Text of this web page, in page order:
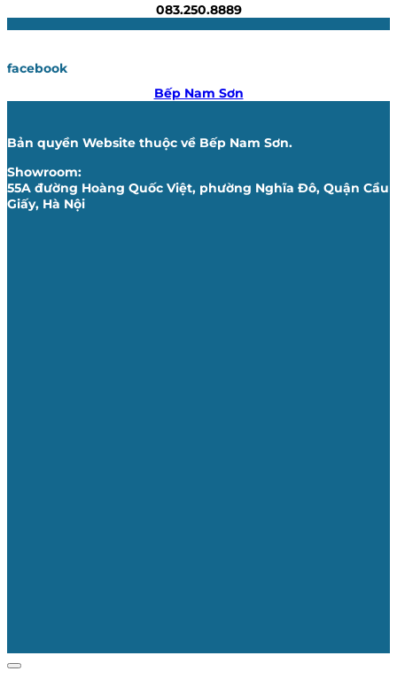
083.250.8889
facebook
Bếp Nam Sơn
Bản quyền Website thuộc về Bếp Nam Sơn.
Showroom:
55A đường Hoàng Quốc Việt, phường Nghĩa Đô, Quận Cầu
Giấy, Hà Nội